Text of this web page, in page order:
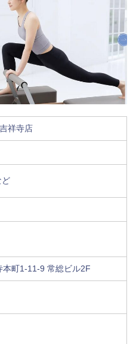
祥寺店
ど
町1-11-9 常総ビル2F